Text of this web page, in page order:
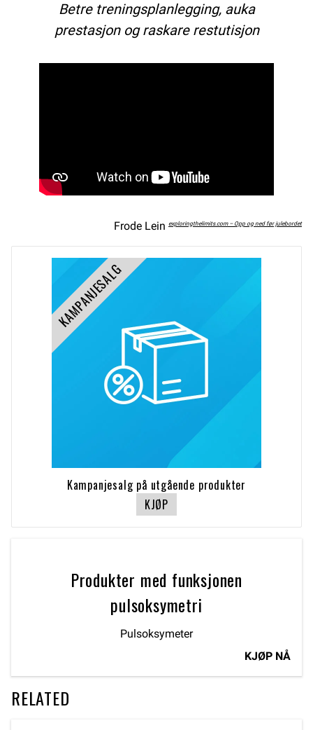
Betre treningsplanlegging, auka
prestasjon og raskare restutisjon
Frode Lein exploringthelimits.com – Opp og ned før julebordet
KAMPANJESALG
Kampanjesalg på utgående produkter
KJØP
Produkter med funksjonen
pulsoksymetri
Pulsoksymeter
KJØP NÅ
RELATED